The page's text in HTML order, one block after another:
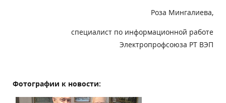
Роза Мингалиева,
специалист по информационной работе
Электропрофсоюза РТ ВЭП
Фотографии к новости: